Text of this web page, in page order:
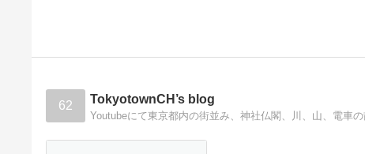
62 TokyotownCH’s blog